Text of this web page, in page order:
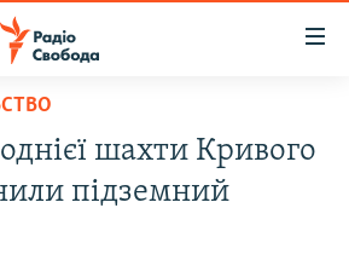
шахти Кривого
підземний